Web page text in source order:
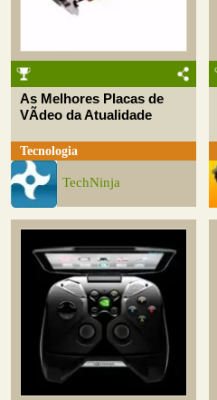
As Melhores Placas de
VÃ­deo da Atualidade
Tecnologia
TechNinja